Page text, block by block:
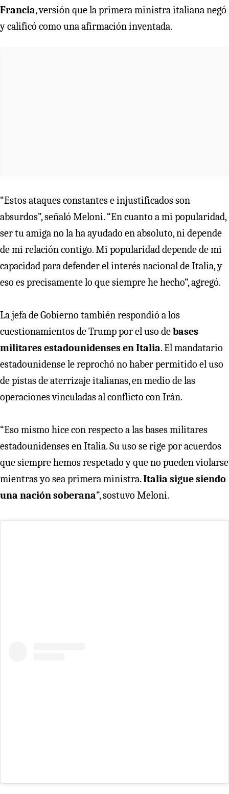
Francia, versión que la primera ministra italiana negó
y calificó como una afirmación inventada.
“Estos ataques constantes e injustificados son
absurdos”, señaló Meloni. “En cuanto a mi popularidad,
ser tu amiga no la ha ayudado en absoluto, ni depende
de mi relación contigo. Mi popularidad depende de mi
capacidad para defender el interés nacional de Italia, y
eso es precisamente lo que siempre he hecho”, agregó.
La jefa de Gobierno también respondió a los
cuestionamientos de Trump por el uso debases
militares estadounidenses en Italia. El mandatario
estadounidense le reprochó no haber permitido el uso
de pistas de aterrizaje italianas, en medio de las
operaciones vinculadas al conflicto con Irán.
“Eso mismo hice con respecto a las bases militares
estadounidenses en Italia. Su uso se rige por acuerdos
que siempre hemos respetado y que no pueden violarse
mientras yo sea primera ministra.Italia sigue siendo
una nación soberana”, sostuvo Meloni.